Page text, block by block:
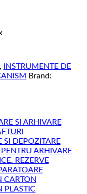
,
INSTRUMENTE DE
Brand:
SI ARHIVARE
SI DEPOZITARE
ARHIVARE
REZERVE
CARTON
PLASTIC